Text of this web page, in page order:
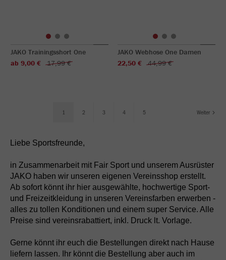
JAKO Trainingsshort One
ab 9,00 €
17,99 €
JAKO Webhose One Damen
22,50 €
44,99 €
1 2 3 4 5 Weiter
Liebe Sportsfreunde,
in Zusammenarbeit mit Fair Sport und unserem Ausrüster
JAKO haben wir unseren eigenen Vereinsshop erstellt.
Ab sofort könnt ihr hier ausgewählte, hochwertige Sport-
und Freizeitkleidung in unseren Vereinsfarben erwerben -
alles zu tollen Konditionen und einem super Service. Alle
Preise sind vereinsrabattiert, inkl. Druck lt. Vorlage.
Gerne könnt ihr euch die Bestellungen direkt nach Hause
liefern lassen. Ihr könnt die Bestellung aber auch im